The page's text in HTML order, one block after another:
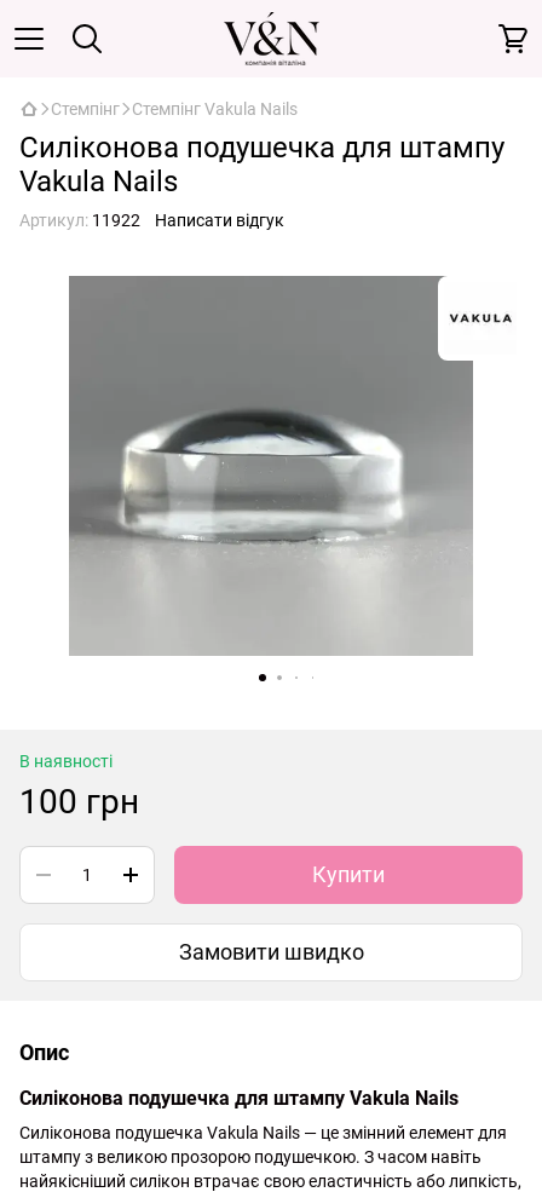
Стемпінг Стемпінг Vakula Nails
Силіконова подушечка для штампу
Vakula Nails
Артикул: 11922 Написати відгук
В наявності
100 грн
Купити
Замовити швидко
Опис
Силіконова подушечка для штампу Vakula Nails
Силіконова подушечка Vakula Nails — це змінний елемент для
штампу з великою прозорою подушечкою. З часом навіть
найякісніший силікон втрачає свою еластичність або липкість,